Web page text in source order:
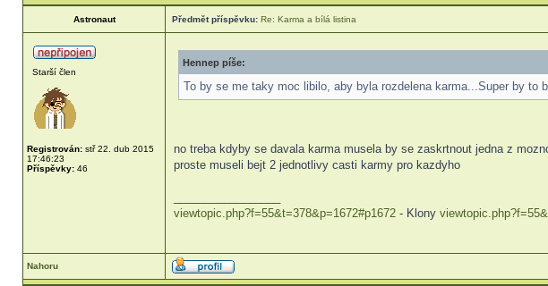
Astronaut Předmět příspěvku: Re: Karma a bílá listina
Starší člen
Registrován: stř 22. dub 2015
17:46:23
Příspěvky: 46
Hennep píše:
To by se me taky moc libilo, aby byla rozdelena karma...Super by to
no treba kdyby se davala karma musela by se zaskrtnout jedna z
proste museli bejt 2 jednotlivy casti karmy pro kazdyho
viewtopic.php?f=55&t=378&p=1672#p1672 - Klony
Nahoru